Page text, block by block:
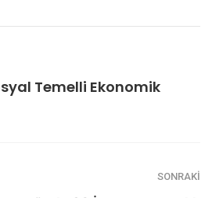
Temelli Ekonomik
SONRAKI